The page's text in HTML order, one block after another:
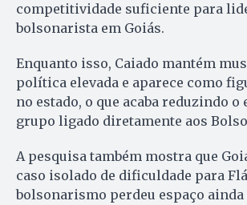
competitividade suficiente para
bolsonarista em Goiás.
Enquanto isso, Caiado mantém
política elevada e aparece como
no estado, o que acaba reduzindo o
grupo ligado diretamente aos
A pesquisa também mostra que
caso isolado de dificuldade para
bolsonarismo perdeu espaço